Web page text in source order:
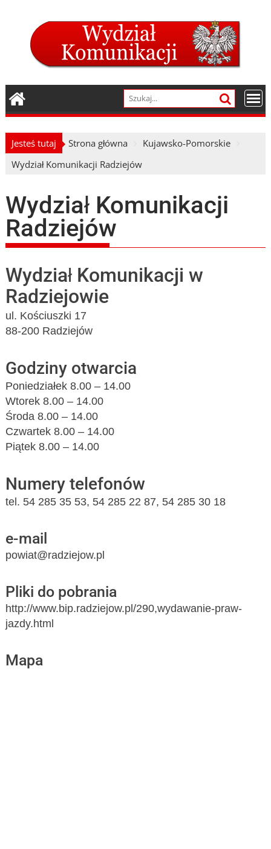
Jesteś tutaj Strona główna
Kujawsko-Pomorskie
Wydział Komunikacji Radziejów
Wydział Komunikacji
Radziejów
Wydział Komunikacji w
Radziejowie
ul. Kościuszki 17
88-200 Radziejów
Godziny otwarcia
Poniedziałek 8.00 – 14.00
Wtorek 8.00 – 14.00
Środa 8.00 – 14.00
Czwartek 8.00 – 14.00
Piątek 8.00 – 14.00
Numery telefonów
tel. 54 285 35 53, 54 285 22 87, 54 285 30 18
e-mail
powiat@radziejow.pl
Pliki do pobrania
http://www.bip.radziejow.pl/290,wydawanie-praw-
jazdy.html
Mapa